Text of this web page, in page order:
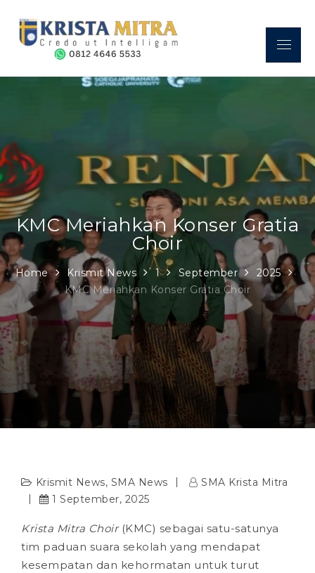
content
Sekolah Kristen Krista Mitra
A place where a GREAT FUTURE begins.
Menu
KMC Meriahkan Konser Gratia
Choir
Home Krismit News 1 September
2025
KMC Meriahkan Konser Gratia Choir
Krismit News, SMA News
SMA Krista Mitra
1 September, 2025
Krista Mitra Choir(KMC) sebagai satu-satunya
tim paduan suara sekolah yang mendapat
kesempatan dan kehormatan untuk turut